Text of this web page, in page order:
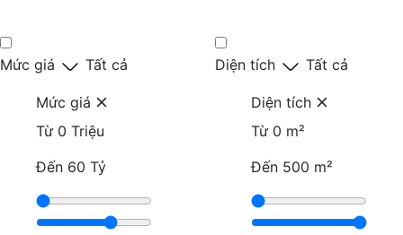
Mức giá Tất cả
Mức giá
Từ 0 Triệu
Đến 60 Tỷ
Diện tích Tất cả
Diện tích
Từ 0 m²
Đến 500 m²